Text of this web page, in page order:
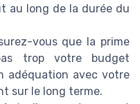
au long de la durée du
vous que la prime
trop votre budget
adéquation avec votre
sur le long terme.